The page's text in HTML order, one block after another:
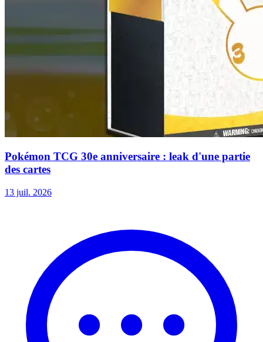
Pokémon TCG 30e anniversaire : leak d'une partie
des cartes
13 juil. 2026